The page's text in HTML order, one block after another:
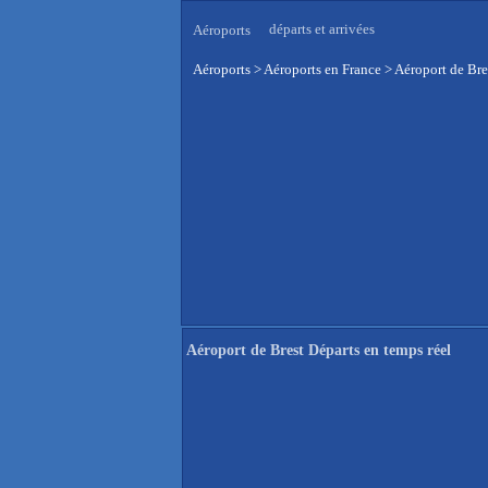
Aéroports départs et arrivées
Aéroports >Aéroports en France >Aéroport de
Aéroport de Brest Départs en temps réel